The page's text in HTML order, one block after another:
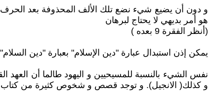
و دون أن يضيع شيء نضع تلك الألف المحذوفة بعد
هو أمر بديهي لا يحتاج لبرهان
(أنظر الفقرة 9 بعده )
يمكن إذن استبدال عبارة "دين الإسلام" بعبارة "دين
نفس الشيء بالنسبة للمسيحيين و اليهود طالما أن
و كذلك( الانجيل). و توجد قصص و شخوص كثيرة من كتاب